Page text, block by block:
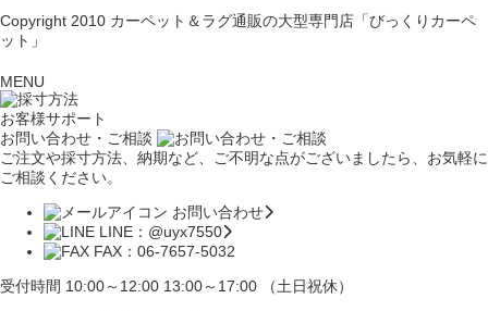
Copyright 2010 カーペット＆ラグ通販の大型専門店「びっくりカーペ
ット」
MENU
お客様サポート
お問い合わせ・ご相談
ご注文や採寸方法、納期など、ご不明な点がございましたら、お気軽に
ご相談ください。
お問い合わせ
LINE：@uyx7550
FAX：06-7657-5032
受付時間 10:00～12:00 13:00～17:00 （土日祝休）